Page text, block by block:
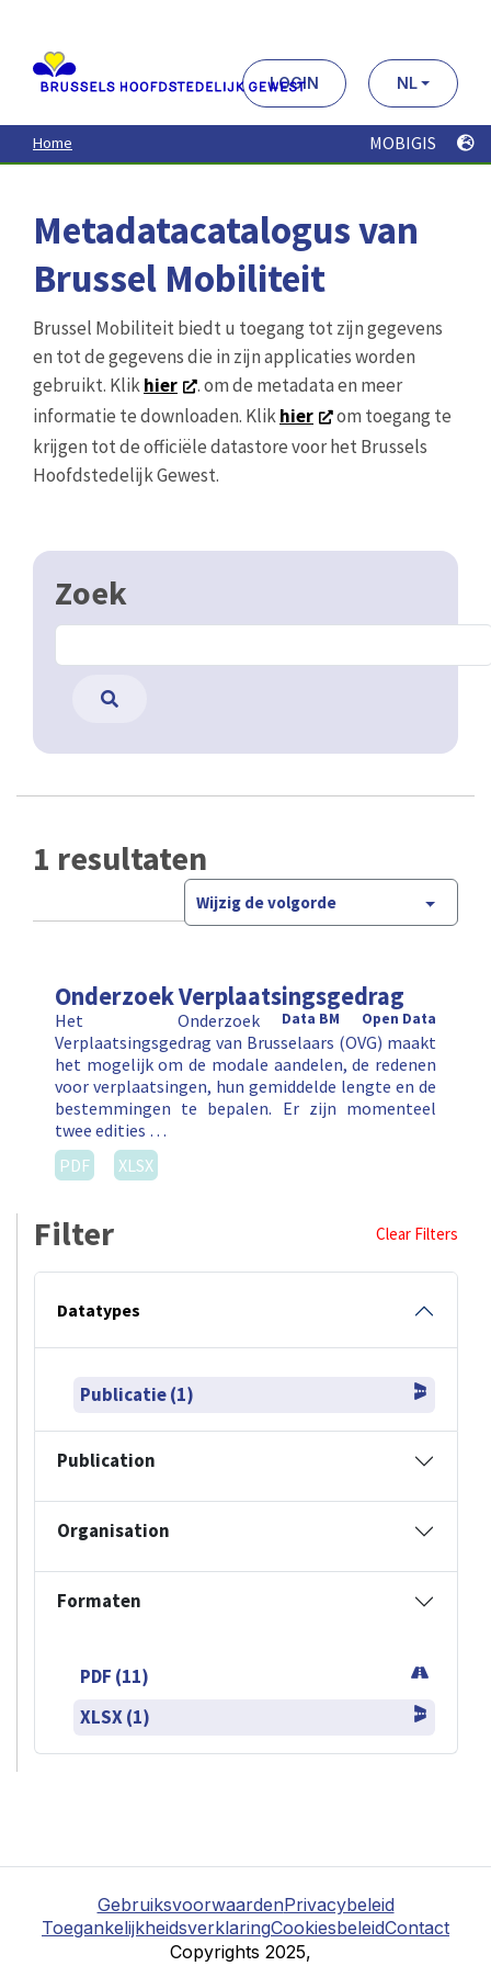
contenu
principal
LOGIN NL
Home MOBIGIS
Metadatacatalogus van
Brussel Mobiliteit
Brussel Mobiliteit biedt u toegang tot zijn gegevens
en tot de gegevens die in zijn applicaties worden
gebruikt. Klikhier
. om de metadata en meer
informatie te downloaden. Klikhier
om toegang te
krijgen tot de officiële datastore voor het Brussels
Hoofdstedelijk Gewest.
Zoek
1 resultaten
Wijzig de volgorde
Onderzoek Verplaatsingsgedrag
Open Data
Data BM
Het Onderzoek
Verplaatsingsgedrag van Brusselaars (OVG) maakt
het mogelijk om de modale aandelen, de redenen
voor verplaatsingen, hun gemiddelde lengte en de
bestemmingen te bepalen. Er zijn momenteel
twee edities …
PDF
XLSX
Filter Clear Filters
Datatypes
Publicatie (1)
Publication
Organisation
Formaten
PDF (11)
XLSX (1)
GebruiksvoorwaardenPrivacybeleid
ToegankelijkheidsverklaringCookiesbeleidContact
Copyrights 2025,